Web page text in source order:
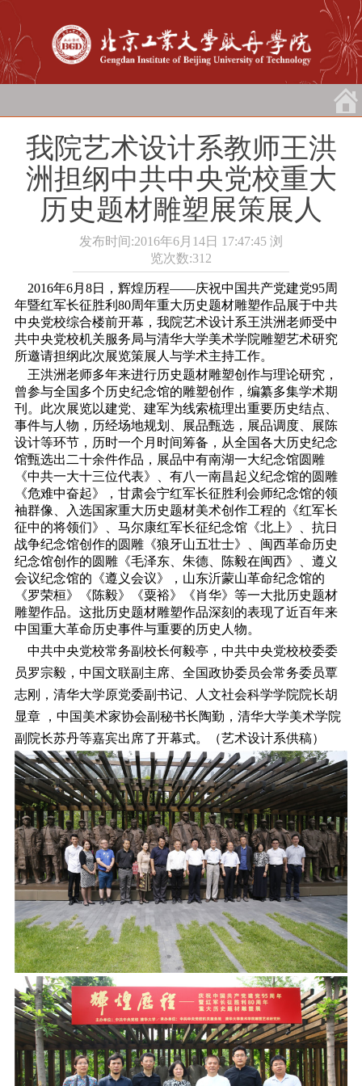
我院艺术设计系教师王洪
洲担纲中共中央党校重大
历史题材雕塑展策展人
发布时间:2016年6月14日 17:47:45 浏
览次数:312
2016年6月8日，辉煌历程――庆祝中国共产党建党95周
年暨红军长征胜利80周年重大历史题材雕塑作品展于中共
中央党校综合楼前开幕，我院艺术设计系王洪洲老师受中
共中央党校机关服务局与清华大学美术学院雕塑艺术研究
所邀请担纲此次展览策展人与学术主持工作。
王洪洲老师多年来进行历史题材雕塑创作与理论研究，
曾参与全国多个历史纪念馆的雕塑创作，编纂多集学术期
刊。此次展览以建党、建军为线索梳理出重要历史结点、
事件与人物，历经场地规划、展品甄选，展品调度、展陈
设计等环节，历时一个月时间筹备，从全国各大历史纪念
馆甄选出二十余件作品，展品中有南湖一大纪念馆圆雕
《中共一大十三位代表》、有八一南昌起义纪念馆的圆雕
《危难中奋起》，甘肃会宁红军长征胜利会师纪念馆的领
袖群像、入选国家重大历史题材美术创作工程的《红军长
征中的将领们》、马尔康红军长征纪念馆《北上》、抗日
战争纪念馆创作的圆雕《狼牙山五壮士》、闽西革命历史
纪念馆创作的圆雕《毛泽东、朱德、陈毅在闽西》、遵义
会议纪念馆的《遵义会议》，山东沂蒙山革命纪念馆的
《罗荣桓》《陈毅》《粟裕》《肖华》等一大批历史题材
雕塑作品。这批历史题材雕塑作品深刻的表现了近百年来
中国重大革命历史事件与重要的历史人物。
中共中央党校常务副校长何毅亭，中共中央党校校委委
员罗宗毅，中国文联副主席、全国政协委员会常务委员覃
志刚，清华大学原党委副书记、人文社会科学学院院长胡
显章 ，中国美术家协会副秘书长陶勤，清华大学美术学院
副院长苏丹等嘉宾出席了开幕式。（艺术设计系供稿）